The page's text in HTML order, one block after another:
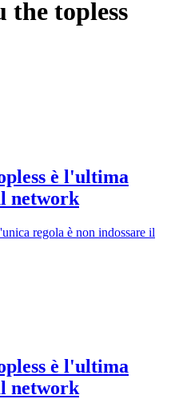
the topless
è l'ultima
network
regola è non indossare il
è l'ultima
network